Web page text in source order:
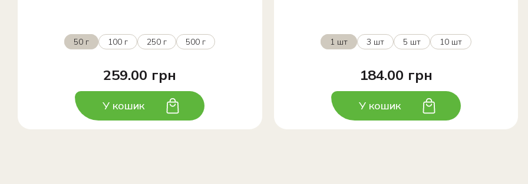
50 г 100 г 250 г 500 г
259.00 грн
У кошик
1 шт 3 шт 5 шт 10 шт
184.00 грн
У кошик